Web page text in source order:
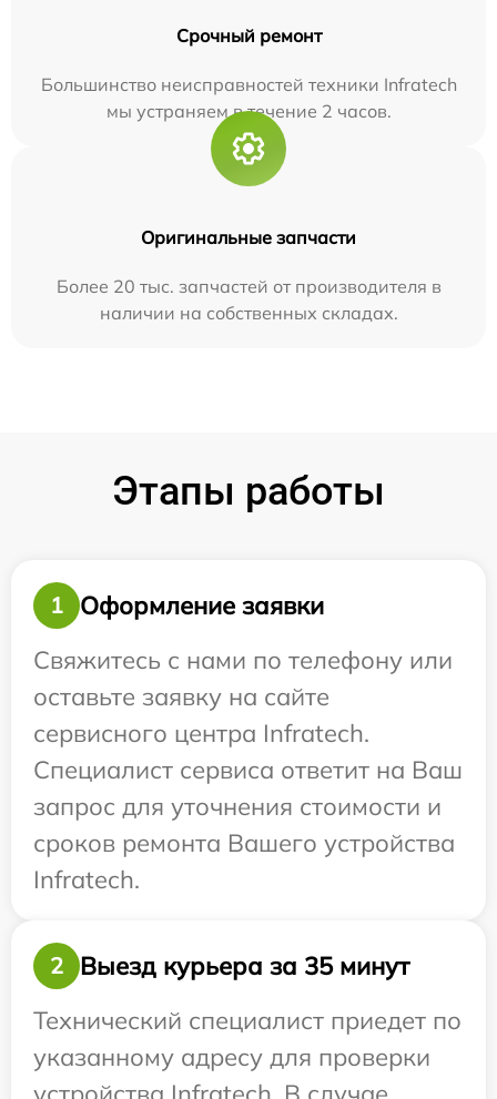
Срочный ремонт
Большинство неисправностей техники Infratech
мы устраняем в течение 2 часов.
Оригинальные запчасти
Более 20 тыс. запчастей от производителя в
наличии на собственных складах.
Этапы работы
1
Оформление заявки
Свяжитесь с нами по телефону или
оставьте заявку на сайте
сервисного центра Infratech.
Специалист сервиса ответит на Ваш
запрос для уточнения стоимости и
сроков ремонта Вашего устройства
Infratech.
2
Выезд курьера за 35 минут
Технический специалист приедет по
указанному адресу для проверки